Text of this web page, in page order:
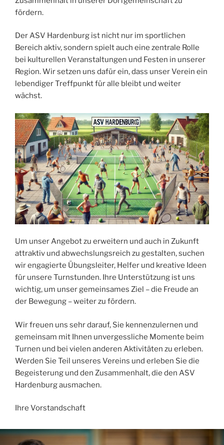
fördern.
Der ASV Hardenburg ist nicht nur im sportlichen
Bereich aktiv, sondern spielt auch eine zentrale Rolle
bei kulturellen Veranstaltungen und Festen in unserer
Region. Wir setzen uns dafür ein, dass unser Verein ein
lebendiger Treffpunkt für alle bleibt und weiter
wächst.
Um unser Angebot zu erweitern und auch in Zukunft
attraktiv und abwechslungsreich zu gestalten, suchen
wir engagierte Übungsleiter, Helfer und kreative Ideen
für unsere Turnstunden. Ihre Unterstützung ist uns
wichtig, um unser gemeinsames Ziel – die Freude an
der Bewegung – weiter zu fördern.
Wir freuen uns sehr darauf, Sie kennenzulernen und
gemeinsam mit Ihnen unvergessliche Momente beim
Turnen und bei vielen anderen Aktivitäten zu erleben.
Werden Sie Teil unseres Vereins und erleben Sie die
Begeisterung und den Zusammenhalt, die den ASV
Hardenburg ausmachen.
Ihre Vorstandschaft